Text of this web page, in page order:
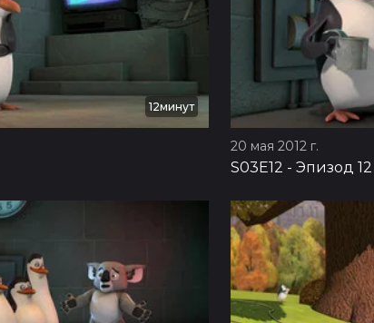
12минут
20 мая 2012 г.
S03E12 - Эпизод 12